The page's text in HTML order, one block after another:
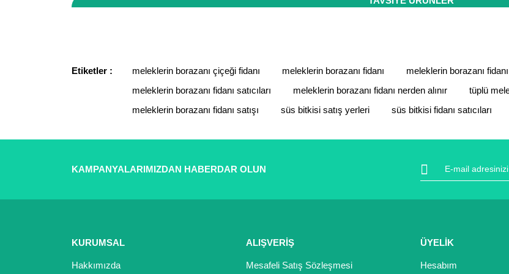
Bu ürüne benzer farklı alternatifler olmalı.
Etiketler : meleklerin borazanı çiçeği fidanı meleklerin borazanı fidanı meleklerin borazanı
meleklerin borazanı fidanı satıcıları
meleklerin borazanı fidanı nerden alınır
tüplü
meleklerin borazanı fidanı satışı
süs bitkisi satış yerleri süs bitkisi fidanı satıcıları
KAMPANYALARIMIZDAN HABERDAR OLUN
KURUMSAL
Hakkımızda
ALIŞVERİŞ
Mesafeli Satış Sözleşmesi
ÜYELİK
Hesabım